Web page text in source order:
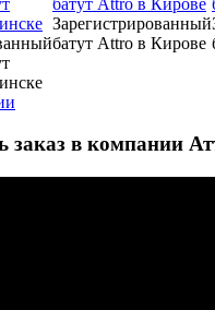
Зарегистрированный
батут Attro в Кирове
заказ в компании